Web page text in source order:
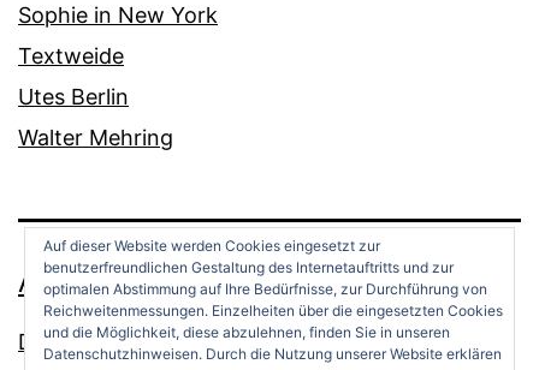
Sophie in New York
Textweide
Utes Berlin
Walter Mehring
ANDREAS OPPERMANN
Datenschutz
Auf dieser Website werden Cookies eingesetzt zur
benutzerfreundlichen Gestaltung des Internetauftritts und zur
optimalen Abstimmung auf Ihre Bedürfnisse, zur Durchführung von
Reichweitenmessungen. Einzelheiten über die eingesetzten Cookies
und die Möglichkeit, diese abzulehnen, finden Sie in unseren
Datenschutzhinweisen. Durch die Nutzung unserer Website erklären